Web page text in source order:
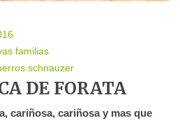
familias
schnauzer
DE FORATA
cariñosa, cariñosa y mas que